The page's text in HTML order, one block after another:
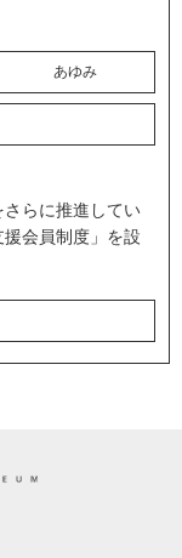
あゆみ
らに推進してい
会員制度」を設